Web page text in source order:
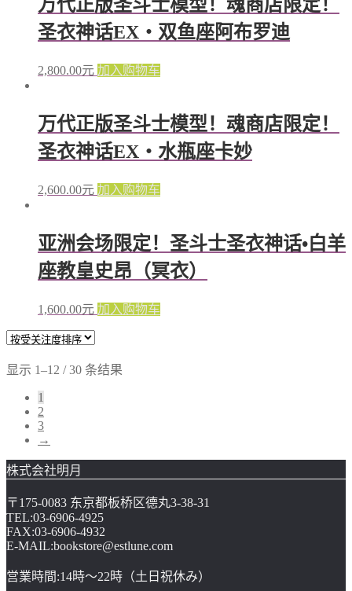
万代正版圣斗士模型！魂商店限定！
圣衣神话EX・双鱼座阿布罗迪
2,800.00元 加入购物车
万代正版圣斗士模型！魂商店限定！
圣衣神话EX・水瓶座卡妙
2,600.00元 加入购物车
亚洲会场限定！圣斗士圣衣神话•白羊
座教皇史昂（冥衣）
1,600.00元 加入购物车
显示 1–12 / 30 条结果
1
2
3
→
株式会社明月
〒175-0083 东京都板桥区德丸3-38-31
TEL:03-6906-4925
FAX:03-6906-4932
E-MAIL:bookstore@estlune.com
営業時間:14時～22時（土日祝休み）